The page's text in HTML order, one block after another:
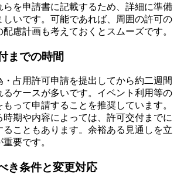
らを申請書に記載するため、詳細に準備
しいです。可能であれば、周囲の許可の
慮計画も考えておくとスムーズです。
までの時間
占用許可申請を提出してから約二週間
るケースが多いです。イベント利用等の
って申請することを推奨しています。
期や内容によっては、許可交付までに
ることもあります。余裕ある見通しを立
要です。
き条件と変更対応